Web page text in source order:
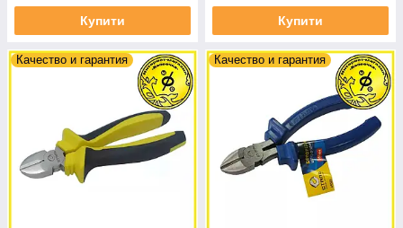
Купити Купити
Качество и гарантия Качество и гарантия